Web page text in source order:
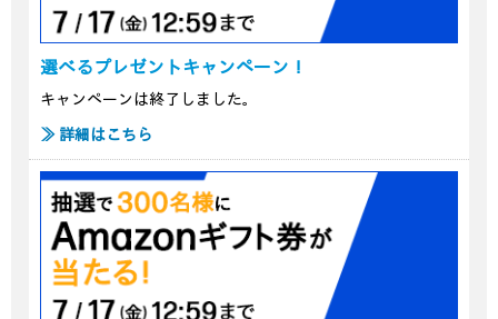
選べるプレゼントキャンペーン！
キャンペーンは終了しました。
≫ 詳細はこちら